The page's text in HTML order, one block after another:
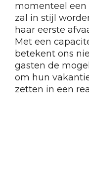
momenteel een
zal in stijl
haar eerste
Met een
betekent ons
gasten de
om hun
zetten in een